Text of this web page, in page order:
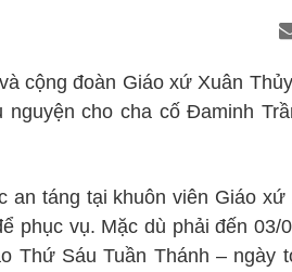
cộng đoàn Giáo xứ Xuân
cho cha cố Đaminh
táng tại khuôn viên Giáo xứ
phục vụ. Mặc dù phải đến 03/
Thứ Sáu Tuần Thánh – ngày